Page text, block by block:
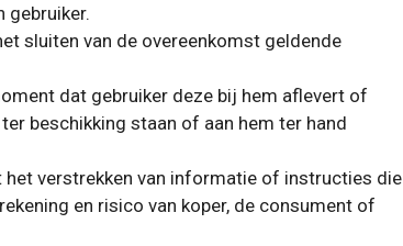
gebruiker.
sluiten van de overeenkomst geldende
dat gebruiker deze bij hem aflevert of
beschikking staan of aan hem ter hand
verstrekken van informatie of instructies die
en risico van koper, de consument of